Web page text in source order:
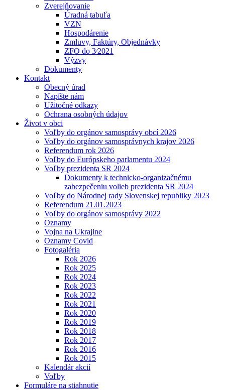
Zverejňovanie
Úradná tabuľa
VZN
Hospodárenie
Zmluvy, Faktúry, Objednávky
ZFO do 3⁄2021
Výzvy
Dokumenty
Kontakt
Obecný úrad
Napíšte nám
Užitočné odkazy
Ochrana osobných údajov
Život v obci
Voľby do orgánov samosprávy obcí 2026
Voľby do orgánov samosprávnych krajov 2026
Referendum rok 2026
Voľby do Európskeho parlamentu 2024
Voľby prezidenta SR 2024
Dokumenty k technicko-organizačnému
zabezpečeniu volieb prezidenta SR 2024
Voľby do Národnej rady Slovenskej republiky 2023
Referendum 21.01.2023
Voľby do orgánov samosprávy 2022
Oznamy
Vojna na Ukrajine
Oznamy Covid
Fotogaléria
Rok 2026
Rok 2025
Rok 2024
Rok 2023
Rok 2022
Rok 2021
Rok 2020
Rok 2019
Rok 2018
Rok 2017
Rok 2016
Rok 2015
Kalendár akcií
Voľby
Formuláre na stiahnutie